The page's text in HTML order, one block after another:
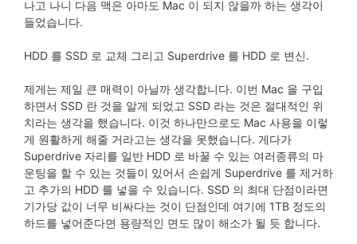
나고 나니 다음 맥은 아마도 Mac 이 되지 않을까 하는 생각이
들었습니다.
HDD 를 SSD 로 교체 그리고 Superdrive 를 HDD 로 변신.
제게는 제일 큰 매력이 아닐까 생각합니다. 이번 Mac 을 구입
하면서 SSD 란 것을 알게 되었고 SSD 라는 것은 절대적인 위
치라는 생각을 했습니다. 이것 하나만으로도 Mac 사용을 이렇
게 원활하게 해줄 거라고는 생각을 못했습니다. 게다가
Superdrive 자리를 일반 HDD 로 바꿀 수 있는 여러종류의 마
운팅을 할 수 있는 것들이 있어서 손쉽게 Superdrive 를 제거하
고 추가의 HDD 를 넣을 수 있습니다. SSD 의 최대 단점이라면
기가당 값이 너무 비싸다는 것이 단점인데 여기에 1TB 정도의
하드를 넣어준다면 용량적인 면도 많이 해소가 될 듯 합니다.